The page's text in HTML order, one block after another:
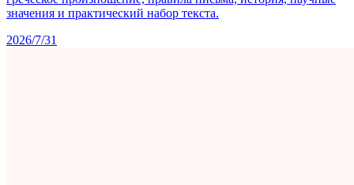
значения и практический набор текста.
2026/7/31